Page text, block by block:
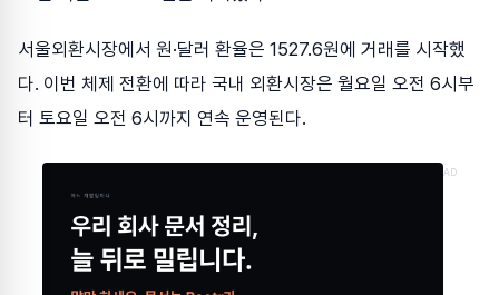
서울외환시장에서 원·달러 환율은 1527.6원에 거래를 시작했
다. 이번 체제 전환에 따라 국내 외환시장은 월요일 오전 6시부
터 토요일 오전 6시까지 연속 운영된다.
AD